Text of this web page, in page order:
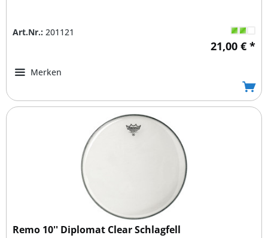
Art.Nr.: 201121
21,00 € *
Merken
Remo 10'' Diplomat Clear Schlagfell